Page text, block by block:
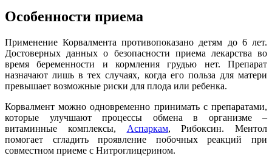
Особенности приема
Применение Корвалмента противопоказано детям до 6 лет.
Достоверных данных о безопасности приема лекарства во
время беременности и кормления грудью нет. Препарат
назначают лишь в тех случаях, когда его польза для матери
превышает возможные риски для плода или ребенка.
Корвалмент можно одновременно принимать с препаратами,
которые улучшают процессы обмена в организме –
витаминные комплексы, Аспаркам, Рибоксин. Ментол
помогает сгладить проявление побочных реакций при
совместном приеме с Нитроглицерином.